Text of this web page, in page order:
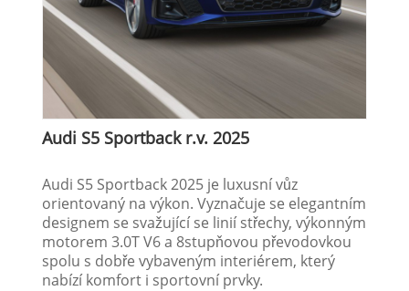
Audi S5 Sportback r.v. 2025
Audi S5 Sportback 2025 je luxusní vůz
orientovaný na výkon. Vyznačuje se elegantním
designem se svažující se linií střechy, výkonným
motorem 3.0T V6 a 8stupňovou převodovkou
spolu s dobře vybaveným interiérem, který
nabízí komfort i sportovní prvky.